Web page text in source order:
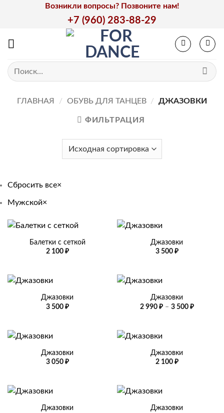
Возникли вопросы? Позвоните нам!
+7 (960) 283-88-29
Искать:
ГЛАВНАЯ / ОБУВЬ ДЛЯ ТАНЦЕВ / ДЖАЗОВКИ
ФИЛЬТРАЦИЯ
Сбросить все×
Мужской×
Балетки с сеткой
2 100 ₽
Джазовки
3 500 ₽
Джазовки
3 500 ₽
Джазовки
2 990 ₽ – 3 500 ₽
Джазовки
3 050 ₽
Джазовки
2 100 ₽
Джазовки
Джазовки